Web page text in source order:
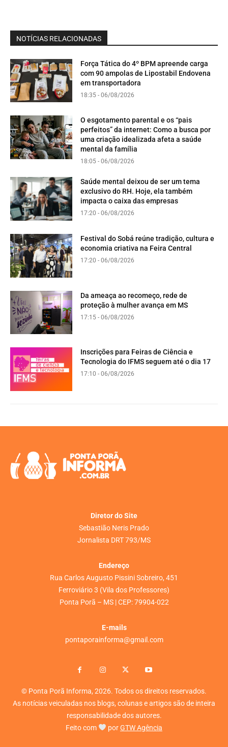
NOTÍCIAS RELACIONADAS
Força Tática do 4º BPM apreende carga
com 90 ampolas de Lipostabil Endovena
em transportadora
18:35 - 06/08/2026
O esgotamento parental e os “pais
perfeitos” da internet: Como a busca por
uma criação idealizada afeta a saúde
mental da família
18:05 - 06/08/2026
Saúde mental deixou de ser um tema
exclusivo do RH. Hoje, ela também
impacta o caixa das empresas
17:20 - 06/08/2026
Festival do Sobá reúne tradição, cultura e
economia criativa na Feira Central
17:20 - 06/08/2026
Da ameaça ao recomeço, rede de
proteção à mulher avança em MS
17:15 - 06/08/2026
Inscrições para Feiras de Ciência e
Tecnologia do IFMS seguem até o dia 17
17:10 - 06/08/2026
Diretor do Site
Sebastião Neris Prado
Jornalista DRT 793/MS
Endereço
Rua Carlos Augusto Pissini Sobreiro, 451
Ferroviário 3 (Vila dos Professores)
Ponta Porã – MS | CEP: 79904-022
E-mails
pontaporainforma@gmail.com
© Ponta Porã Informa, 2026. Todos os direitos reservados.
As notícias veiculadas nos blogs, colunas e artigos são de inteira
responsabilidade dos autores.
Feito com
porGTW Agência